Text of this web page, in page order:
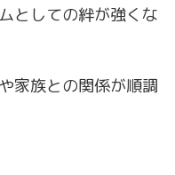
としての絆が強くな
家族との関係が順調